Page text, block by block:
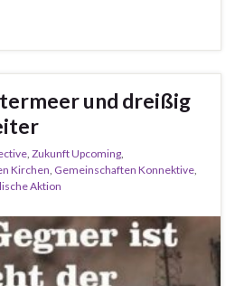
und dreißig
Zukunft Upcoming
Kirchen Gemeinschaften Konnektive
Aktion